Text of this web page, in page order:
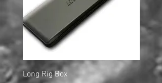
Long Rig Box